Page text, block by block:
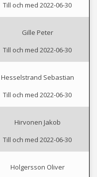
Till och med 2022-06-30
Gille Peter
Till och med 2022-06-30
Hesselstrand Sebastian
Till och med 2022-06-30
Hirvonen Jakob
Till och med 2022-06-30
Holgersson Oliver